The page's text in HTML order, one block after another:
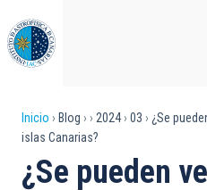
al
contenido
principal
Sobrescribir
enlaces
Inicio Blog 2024 03
¿Se
islas Canarias?
¿Se pueden